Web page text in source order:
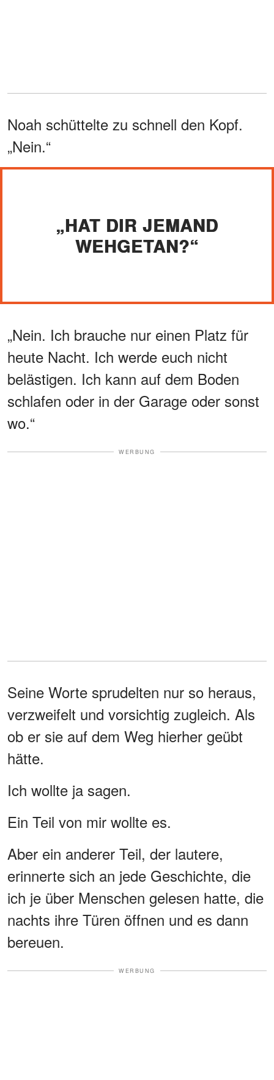
Noah schüttelte zu schnell den Kopf.
„Nein.“
„HAT DIR JEMAND
WEHGETAN?“
„Nein. Ich brauche nur einen Platz für
heute Nacht. Ich werde euch nicht
belästigen. Ich kann auf dem Boden
schlafen oder in der Garage oder sonst
wo.“
WERBUNG
Seine Worte sprudelten nur so heraus,
verzweifelt und vorsichtig zugleich. Als
ob er sie auf dem Weg hierher geübt
hätte.
Ich wollte ja sagen.
Ein Teil von mir wollte es.
Aber ein anderer Teil, der lautere,
erinnerte sich an jede Geschichte, die
ich je über Menschen gelesen hatte, die
nachts ihre Türen öffnen und es dann
bereuen.
WERBUNG